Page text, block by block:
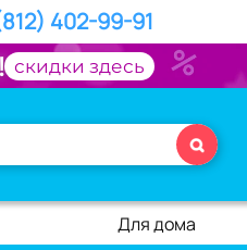
402-99-91
скидки здесь
Для дома